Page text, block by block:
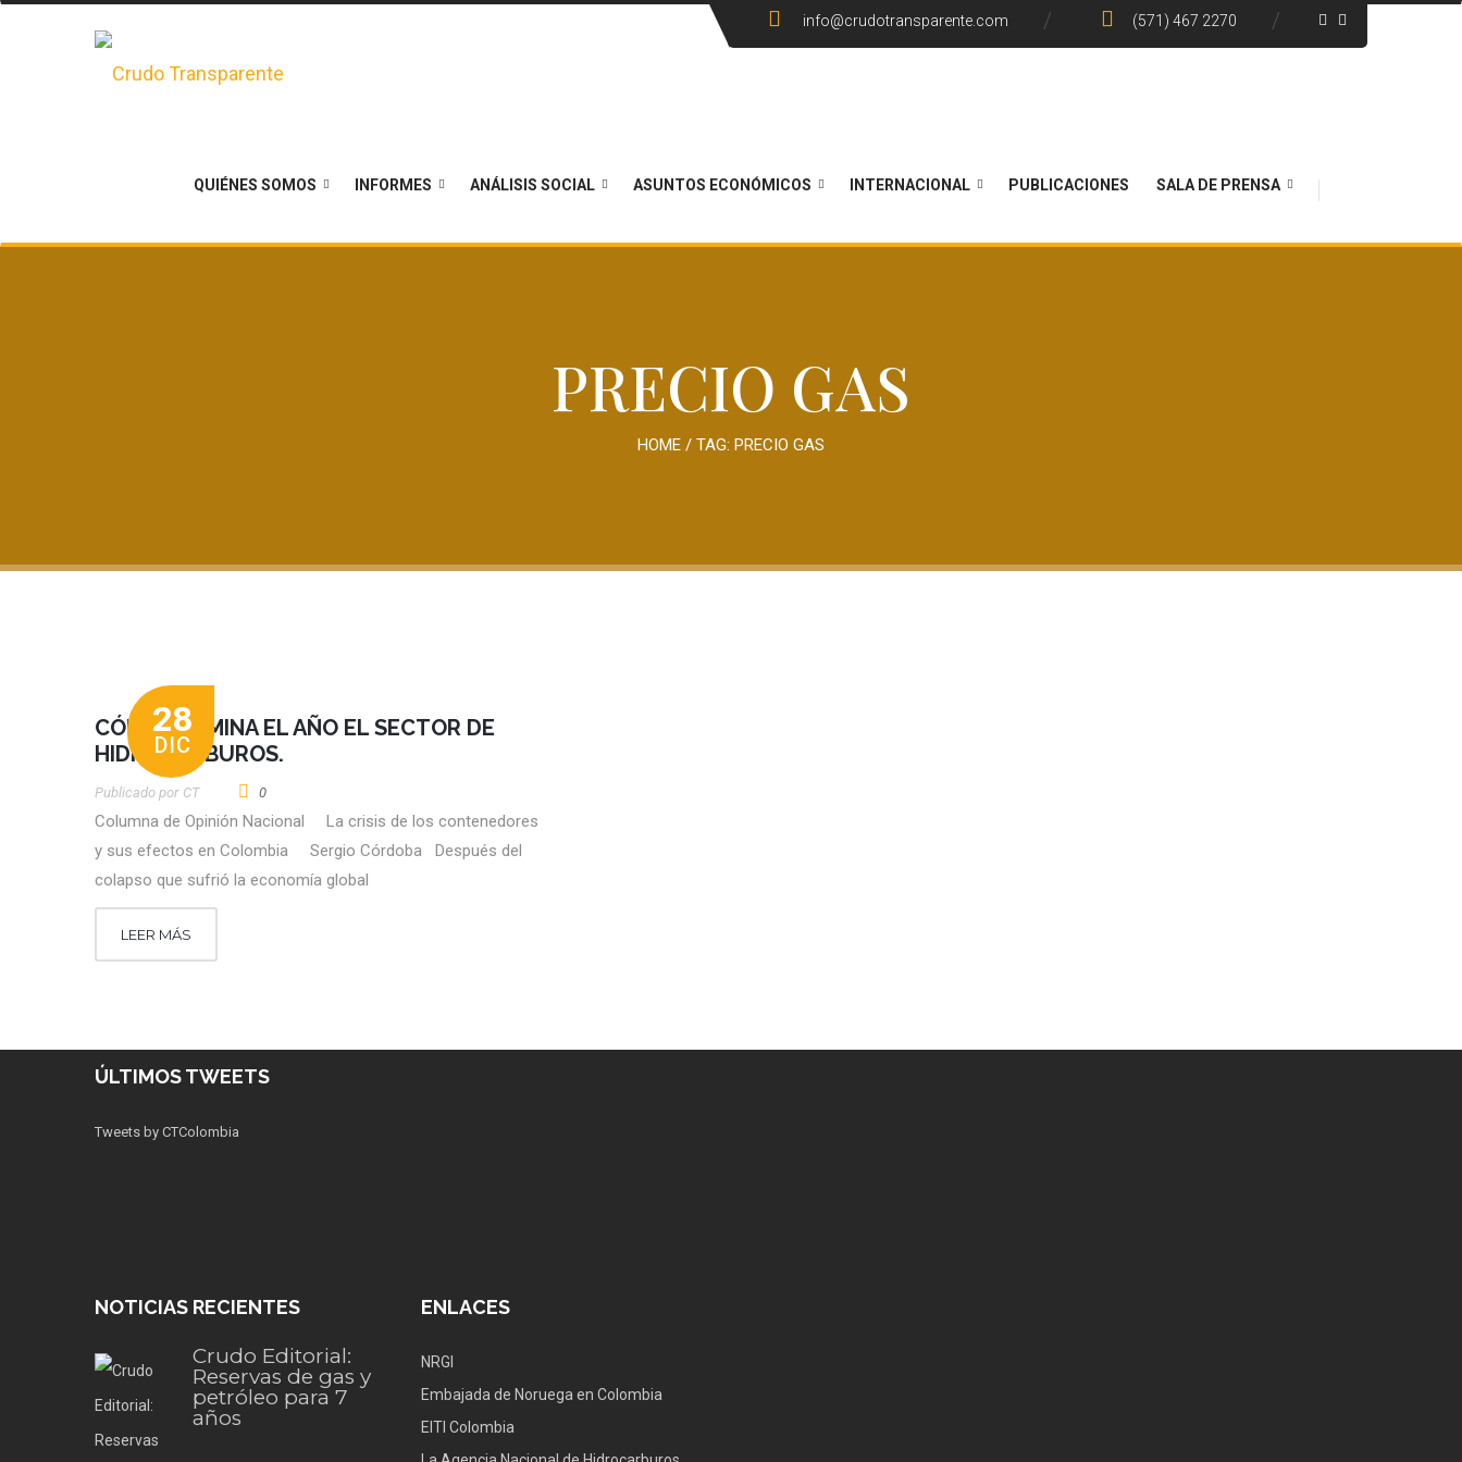
info@crudotransparente.com (571) 467 2270
QUIÉNES SOMOS INFORMES ANÁLISIS SOCIAL ASUNTOS ECONÓMICOS INTERNACIONAL PUBLICACIONES SALA DE PRENSA
PRECIO GAS
HOME / TAG: PRECIO GAS
28
DIC
CÓMO TERMINA EL AÑO EL SECTOR DE
HIDROCARBUROS.
Publicado por CT 0
Columna de Opinión Nacional La crisis de los contenedores
y sus efectos en Colombia Sergio Córdoba Después del
colapso que sufrió la economía global
LEER MÁS
ÚLTIMOS TWEETS
Tweets by CTColombia
NOTICIAS RECIENTES
Crudo Editorial:
Reservas de gas y
petróleo para 7
años
ENLACES
NRGI
Embajada de Noruega en Colombia
EITI Colombia